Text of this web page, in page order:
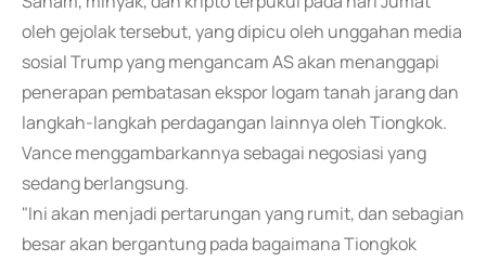
oleh gejolak tersebut, yang dipicu oleh unggahan media
sosial Trump yang mengancam AS akan menanggapi
penerapan pembatasan ekspor logam tanah jarang dan
langkah-langkah perdagangan lainnya oleh Tiongkok.
Vance menggambarkannya sebagai negosiasi yang
sedang berlangsung.
"Ini akan menjadi pertarungan yang rumit, dan sebagian
besar akan bergantung pada bagaimana Tiongkok